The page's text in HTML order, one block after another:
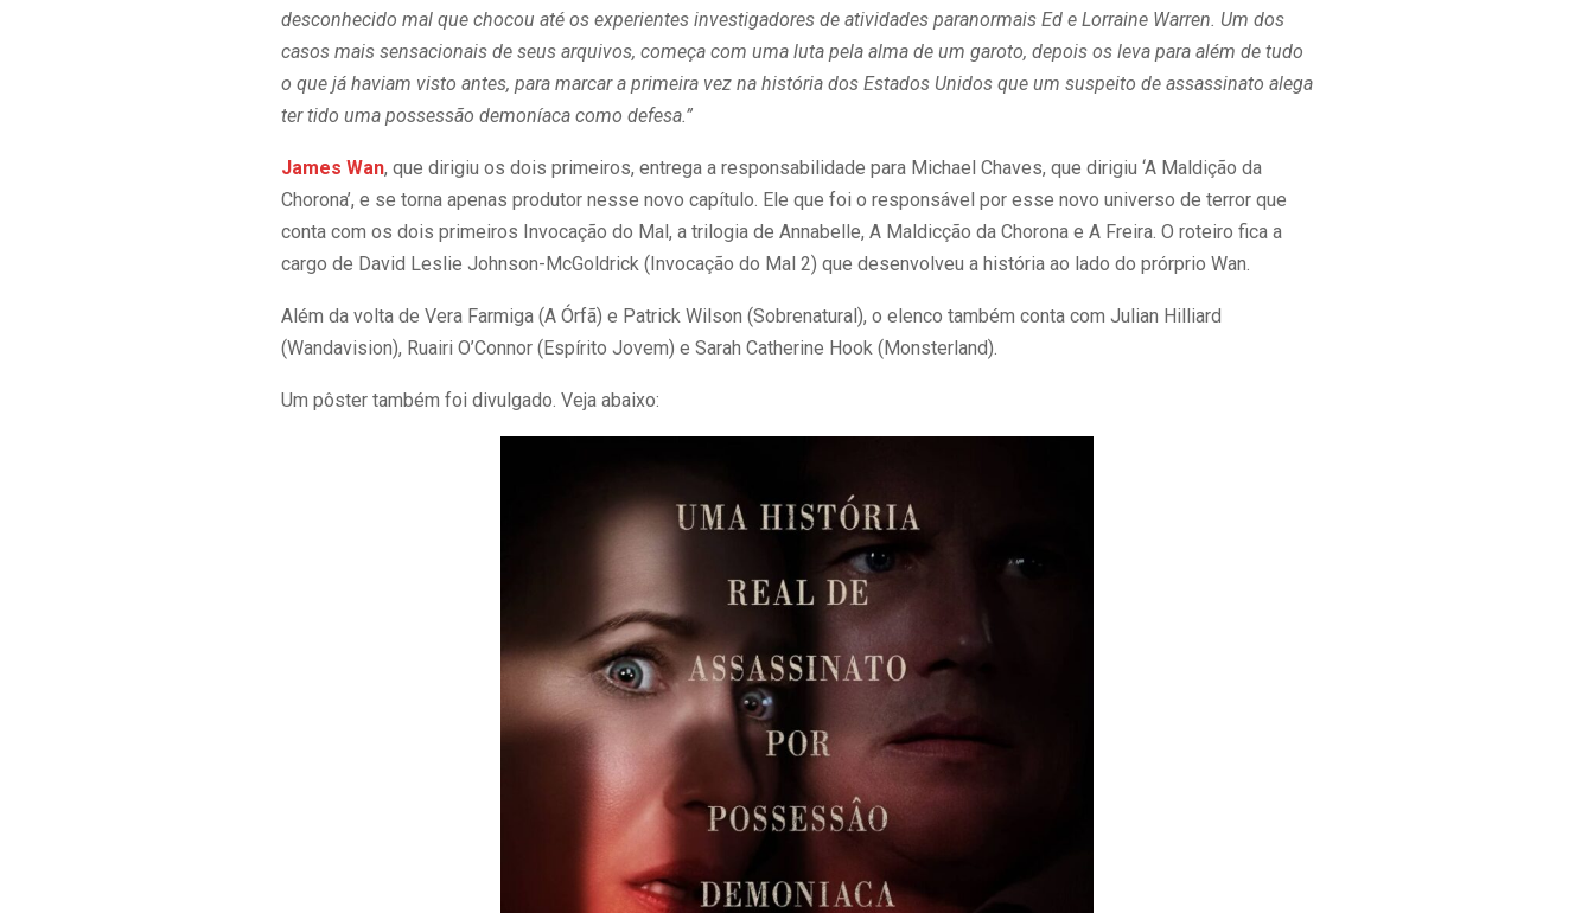
desconhecido mal que chocou até os experientes investigadores de atividades paranormais Ed e Lorraine Warren. Um dos
casos mais sensacionais de seus arquivos, começa com uma luta pela alma de um garoto, depois os leva para além de tudo
o que já haviam visto antes, para marcar a primeira vez na história dos Estados Unidos que um suspeito de assassinato alega
ter tido uma possessão demoníaca como defesa.”
James Wan, que dirigiu os dois primeiros, entrega a responsabilidade para Michael Chaves, que dirigiu ‘A Maldição da
Chorona’, e se torna apenas produtor nesse novo capítulo. Ele que foi o responsável por esse novo universo de terror que
conta com os dois primeiros Invocação do Mal, a trilogia de Annabelle, A Maldicção da Chorona e A Freira. O roteiro fica a
cargo de David Leslie Johnson-McGoldrick (Invocação do Mal 2) que desenvolveu a história ao lado do prórprio Wan.
Além da volta de Vera Farmiga (A Órfã) e Patrick Wilson (Sobrenatural), o elenco também conta com Julian Hilliard
(Wandavision), Ruairi O’Connor (Espírito Jovem) e Sarah Catherine Hook (Monsterland).
Um pôster também foi divulgado. Veja abaixo: